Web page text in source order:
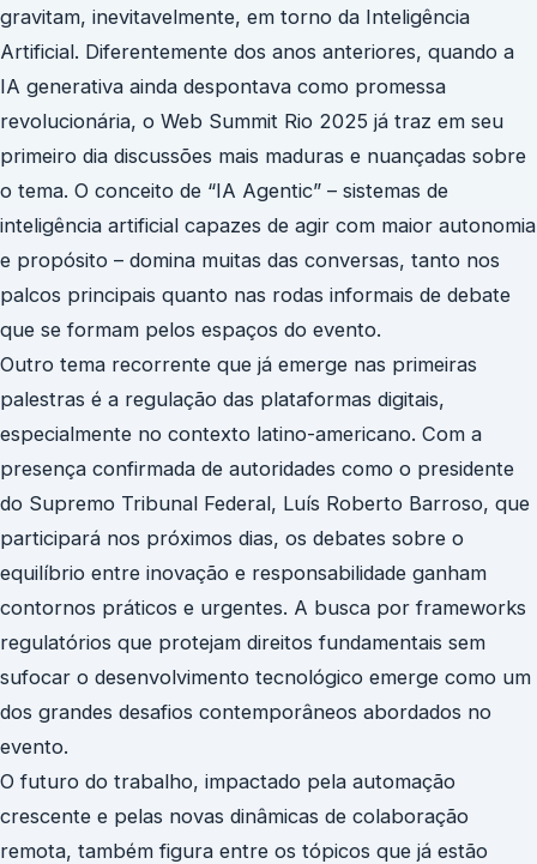
gravitam, inevitavelmente, em torno da Inteligência
Artificial. Diferentemente dos anos anteriores, quando a
IA generativa ainda despontava como promessa
revolucionária, o Web Summit Rio 2025 já traz em seu
primeiro dia discussões mais maduras e nuançadas sobre
o tema. O conceito de “IA Agentic” – sistemas de
inteligência artificial capazes de agir com maior autonomia
e propósito – domina muitas das conversas, tanto nos
palcos principais quanto nas rodas informais de debate
que se formam pelos espaços do evento.
Outro tema recorrente que já emerge nas primeiras
palestras é a regulação das plataformas digitais,
especialmente no contexto latino-americano. Com a
presença confirmada de autoridades como o presidente
do Supremo Tribunal Federal, Luís Roberto Barroso, que
participará nos próximos dias, os debates sobre o
equilíbrio entre inovação e responsabilidade ganham
contornos práticos e urgentes. A busca por frameworks
regulatórios que protejam direitos fundamentais sem
sufocar o desenvolvimento tecnológico emerge como um
dos grandes desafios contemporâneos abordados no
evento.
O futuro do trabalho, impactado pela automação
crescente e pelas novas dinâmicas de colaboração
remota, também figura entre os tópicos que já estão